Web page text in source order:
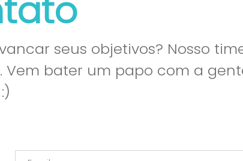
seus objetivos? Nosso
bater um papo com a
:)